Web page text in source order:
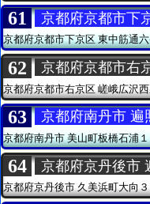
61 京都府京都市下
京都府京都市下京区東中筋通
62 京都府京都市右
京都府京都市右京区 嵯峨広沢
63 京都府南丹市 遍
京都府南丹市美山町板橋石浦
64 京都府京丹後市
京都府京丹後市久美浜町大向